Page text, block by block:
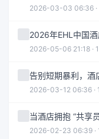
2026-03-03 06:36 ·
2026年EHL中国
2026-05-06 21:18 ·
告别短期暴利，酒
2026-03-12 06:36 ·
当酒店拥抱 “共享
2026-02-23 06:39 ·